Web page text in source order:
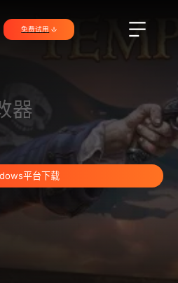
免费试用
器
平台下载